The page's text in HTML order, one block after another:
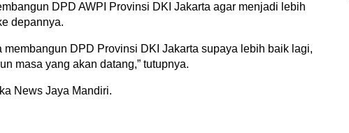
DPD AWPI Provinsi DKI Jakarta agar menjadi lebih
depannya.
membangun DPD Provinsi DKI Jakarta supaya lebih baik lagi,
masa yang akan datang,” tutupnya.
News Jaya Mandiri.